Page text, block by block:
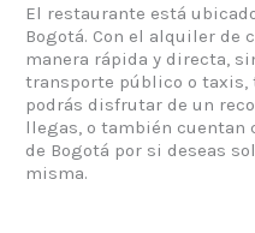
El restaurante está
Bogotá. Con el alquiler de
manera rápida y directa,
transporte público o taxis,
podrás disfrutar de un
llegas, o también cuentan
de Bogotá por si deseas
misma.